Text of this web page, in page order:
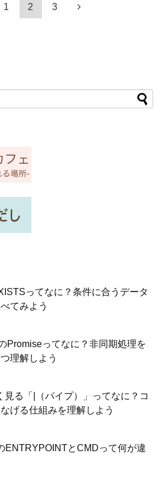
1 2 3
ってなに？条件に合うデータ
てみよう
Promiseってなに？非同期処理を
理解しよう
見る「|（パイプ）」ってなに？コ
げる仕組みを理解しよう
ENTRYPOINTとCMDって何が違